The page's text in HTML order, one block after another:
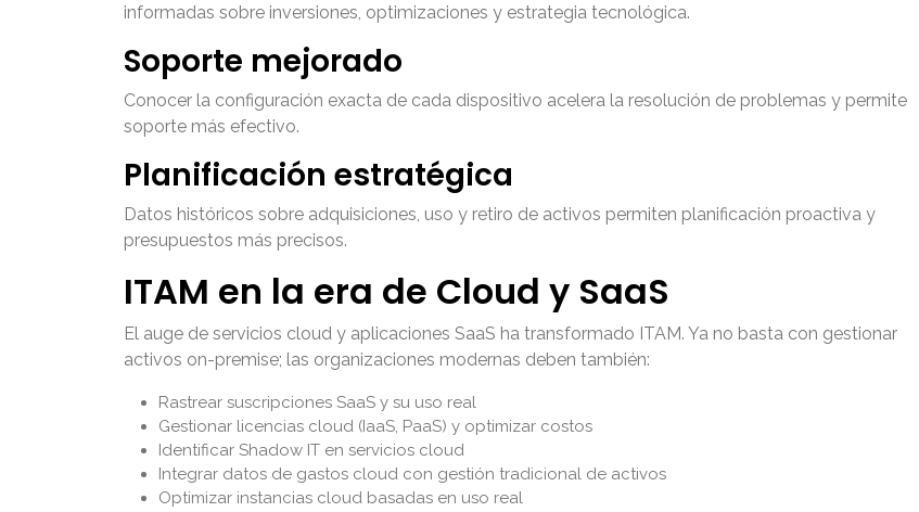
informadas sobre inversiones, optimizaciones y estrategia tecnológica.
Soporte mejorado
Conocer la configuración exacta de cada dispositivo acelera la resolución de problemas y permite
soporte más efectivo.
Planificación estratégica
Datos históricos sobre adquisiciones, uso y retiro de activos permiten planificación proactiva y
presupuestos más precisos.
ITAM en la era de Cloud y SaaS
El auge de servicios cloud y aplicaciones SaaS ha transformado ITAM. Ya no basta con gestionar
activos on-premise; las organizaciones modernas deben también:
Rastrear suscripciones SaaS y su uso real
Gestionar licencias cloud (IaaS, PaaS) y optimizar costos
Identificar Shadow IT en servicios cloud
Integrar datos de gastos cloud con gestión tradicional de activos
Optimizar instancias cloud basadas en uso real